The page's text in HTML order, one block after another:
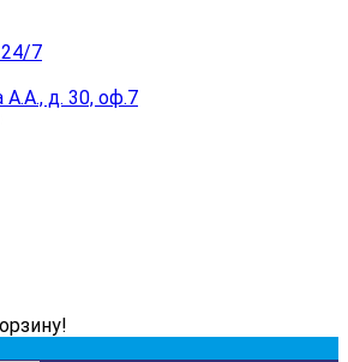
7
А.А., д. 30, оф.7